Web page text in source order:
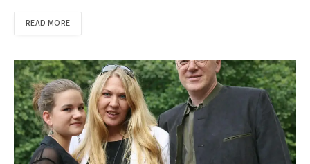
READ MORE